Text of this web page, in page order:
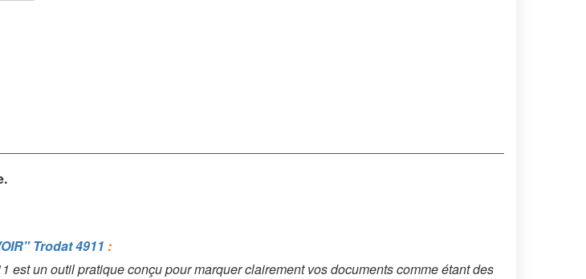
Trodat 4911 :
est un outil pratique conçu pour marquer clairement vos documents comme étant des